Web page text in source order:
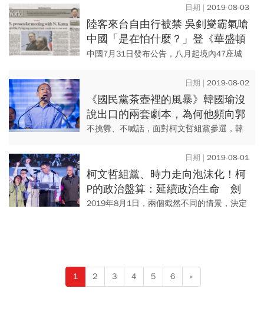
水門間水域施放。北市警方預估十萬人到場
參與，18時起...
2019-08-03
陸客來台自由行被禁 吳釗燮霸氣嗆
中國「是在怕什麼？」登《華盛頓
時報》
中國7月31日發布公告，八月起境內47座城
自由行；對此，我外交部長吳釗燮在外交部
推特發文，向中國嗆聲「...
2019-08-02
《國民黨茶壺裡的風暴》韓國瑜沒
說出口的兩套劇本，為何他頻向郭
柯喊話？
不挑釁、不喊話，面對柯文哲組黨參選，韓
勢必會投入總統大選，另一方面又表示聽到
「郭柯組合」，讓他急得不得...
2019-08-01
柯文哲組黨、時力走向泡沫化！柯
P的政治盤算：延續政治生命 劍
指2024
2019年8月1日，兩個截然不同的情景，決定
1 2 3 4 5 6 »